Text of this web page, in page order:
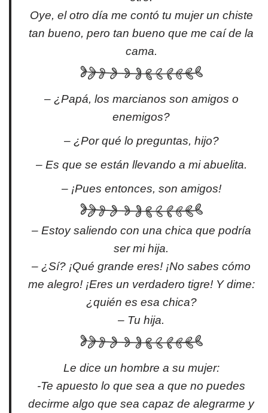
Oye, el otro día me contó tu mujer un chiste
tan bueno, pero tan bueno que me caí de la
cama.
– ¿Papá, los marcianos son amigos o
enemigos?
– ¿Por qué lo preguntas, hijo?
– Es que se están llevando a mi abuelita.
– ¡Pues entonces, son amigos!
– Estoy saliendo con una chica que podría
ser mi hija.
– ¿Sí? ¡Qué grande eres! ¡No sabes cómo
me alegro! ¡Eres un verdadero tigre! Y dime:
¿quién es esa chica?
– Tu hija.
Le dice un hombre a su mujer:
-Te apuesto lo que sea a que no puedes
decirme algo que sea capaz de alegrarme y